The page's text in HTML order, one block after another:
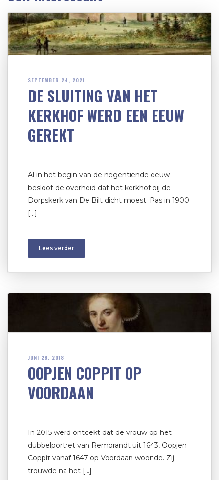
SEPTEMBER 24, 2021
DE SLUITING VAN HET
KERKHOF WERD EEN EEUW
GEREKT
Al in het begin van de negentiende eeuw
besloot de overheid dat het kerkhof bij de
Dorpskerk van De Bilt dicht moest. Pas in 1900
[…]
Lees verder
JUNI 28, 2018
OOPJEN COPPIT OP
VOORDAAN
In 2015 werd ontdekt dat de vrouw op het
dubbelportret van Rembrandt uit 1643, Oopjen
Coppit vanaf 1647 op Voordaan woonde. Zij
trouwde na het […]